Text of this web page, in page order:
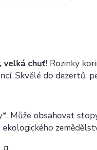
velká chuť! Rozinky
Skvělé do dezertů,
Může obsahovat
g